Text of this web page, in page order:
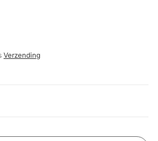
Verzending